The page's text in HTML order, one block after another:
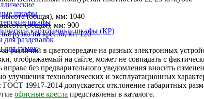
шкафы
шкафы
картотечные шкафы (КР)
раздевалок
сумок
(общая), мм: 1040
(общая), мм: 900
на кресло, кг: 120
различий в цветопередаче на разных электронных
отображаемый на сайте, может не совпадать с
вправе без предварительного уведомления вносить
улучшения технологических и эксплуатационных
ГОСТ 19917-2014 допускается отклонение габаритных
офисные кресла представлены в каталоге.